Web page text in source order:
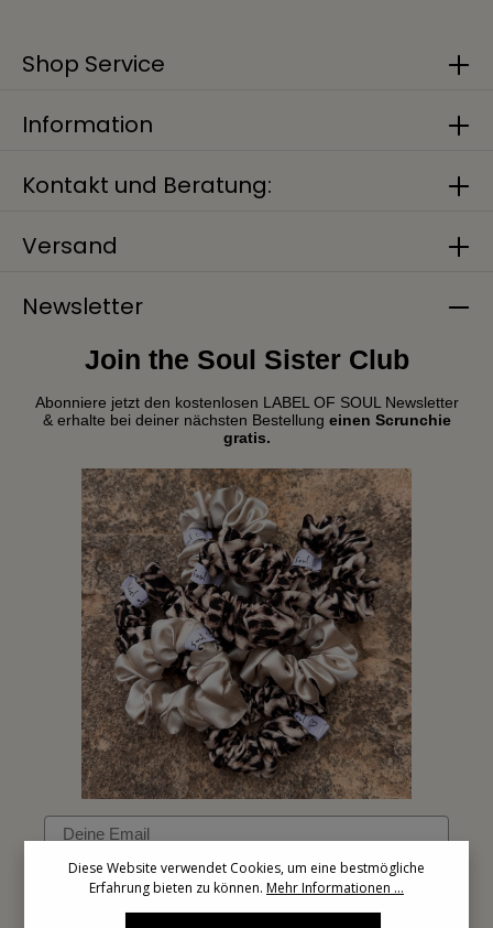
Kontakt und Beratung:
Versand
Newsletter
Join the Soul Sister Club
Abonniere jetzt den kostenlosen LABEL OF SOUL Newsletter
& erhalte bei deiner nächsten Bestellung einen Scrunchie
gratis.
Email
Shop Service
Information
Diese Website verwendet Cookies, um eine bestmögliche
Erfahrung bieten zu können. Mehr Informationen ...